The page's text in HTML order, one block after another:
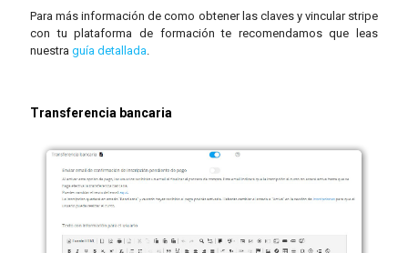
Para más información de como obtener las claves y vincular stripe
con tu plataforma de formación te recomendamos que leas
nuestra guía detallada
Transferencia bancaria